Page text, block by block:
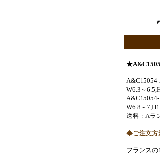
A&C15054-
W6.3～
A&C15054-
W6.8～
送料：Aラ
◆ご注文方
フランス